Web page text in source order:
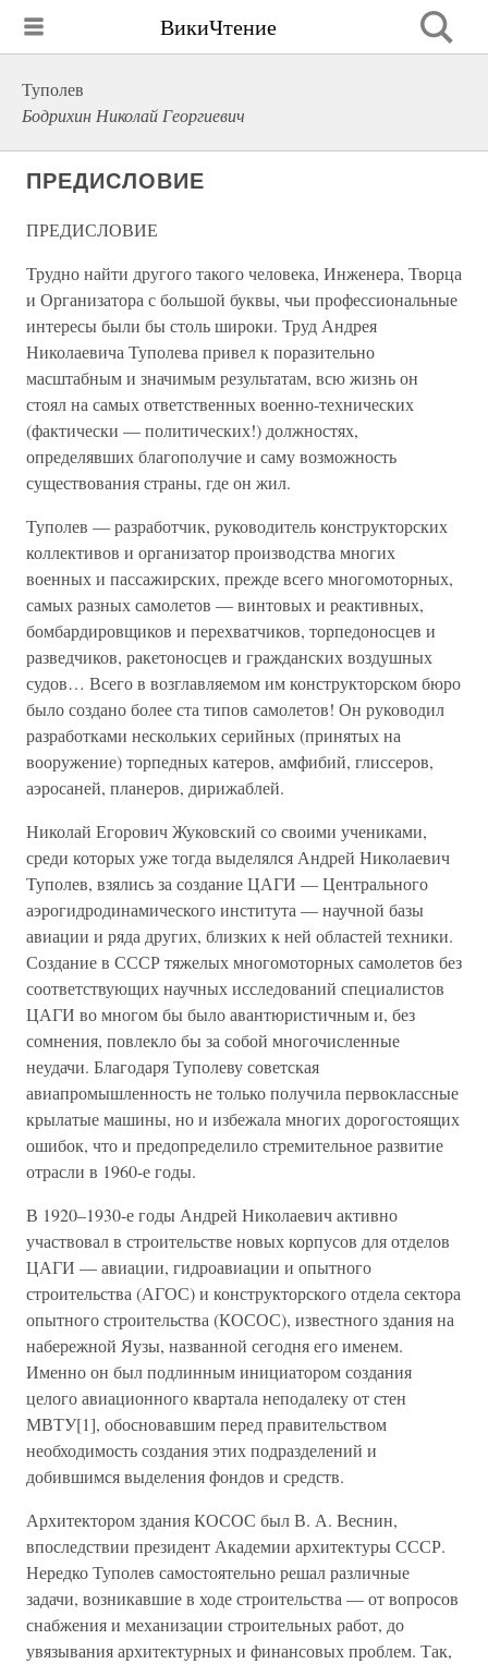
ВикиЧтение
Туполев
Бодрихин Николай Георгиевич
ПРЕДИСЛОВИЕ
ПРЕДИСЛОВИЕ
Трудно найти другого такого человека, Инженера, Творца
и Организатора с большой буквы, чьи профессиональные
интересы были бы столь широки. Труд Андрея
Николаевича Туполева привел к поразительно
масштабным и значимым результатам, всю жизнь он
стоял на самых ответственных военно-технических
(фактически — политических!) должностях,
определявших благополучие и саму возможность
существования страны, где он жил.
Туполев — разработчик, руководитель конструкторских
коллективов и организатор производства многих
военных и пассажирских, прежде всего многомоторных,
самых разных самолетов — винтовых и реактивных,
бомбардировщиков и перехватчиков, торпедоносцев и
разведчиков, ракетоносцев и гражданских воздушных
судов… Всего в возглавляемом им конструкторском бюро
было создано более ста типов самолетов! Он руководил
разработками нескольких серийных (принятых на
вооружение) торпедных катеров, амфибий, глиссеров,
аэросаней, планеров, дирижаблей.
Николай Егорович Жуковский со своими учениками,
среди которых уже тогда выделялся Андрей Николаевич
Туполев, взялись за создание ЦАГИ — Центрального
аэрогидродинамического института — научной базы
авиации и ряда других, близких к ней областей техники.
Создание в СССР тяжелых многомоторных самолетов без
соответствующих научных исследований специалистов
ЦАГИ во многом бы было авантюристичным и, без
сомнения, повлекло бы за собой многочисленные
неудачи. Благодаря Туполеву советская
авиапромышленность не только получила первоклассные
крылатые машины, но и избежала многих дорогостоящих
ошибок, что и предопределило стремительное развитие
отрасли в 1960-е годы.
В 1920–1930-е годы Андрей Николаевич активно
участвовал в строительстве новых корпусов для отделов
ЦАГИ — авиации, гидроавиации и опытного
строительства (АГОС) и конструкторского отдела сектора
опытного строительства (КОСОС), известного здания на
набережной Яузы, названной сегодня его именем.
Именно он был подлинным инициатором создания
целого авиационного квартала неподалеку от стен
МВТУ[1], обосновавшим перед правительством
необходимость создания этих подразделений и
добившимся выделения фондов и средств.
Архитектором здания КОСОС был В. А. Веснин,
впоследствии президент Академии архитектуры СССР.
Нередко Туполев самостоятельно решал различные
задачи, возникавшие в ходе строительства — от вопросов
снабжения и механизации строительных работ, до
увязывания архитектурных и финансовых проблем. Так,